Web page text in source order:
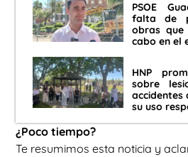
PSOE
falta de
obras
cabo en el
HNP
sobre
accidentes
su uso
¿Poco tiempo?
Te resumimos esta noticia y